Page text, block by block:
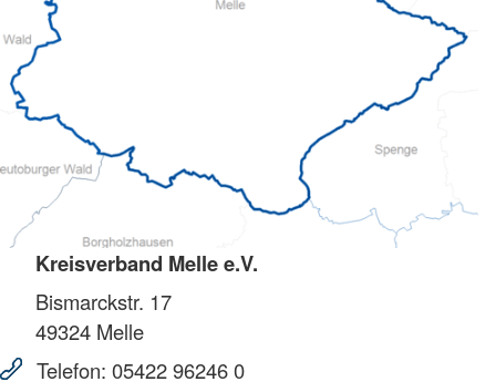
Kreisverband Melle e.V.
Bismarckstr. 17
49324 Melle
Telefon: 05422 96246 0